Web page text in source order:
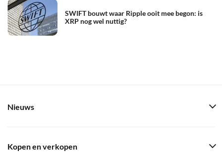
SWIFT bouwt waar Ripple ooit mee begon: is
XRP nog wel nuttig?
Nieuws
Kopen en verkopen